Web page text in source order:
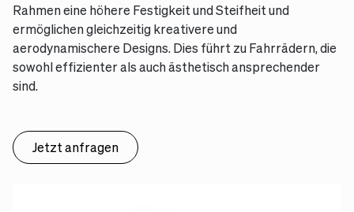
Rahmen eine höhere Festigkeit und Steifheit und
ermöglichen gleichzeitig kreativere und
aerodynamischere Designs. Dies führt zu Fahrrädern, die
sowohl effizienter als auch ästhetisch ansprechender
sind.
Jetzt anfragen